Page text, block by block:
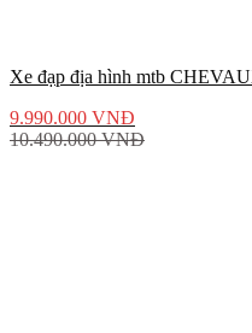
Xe đạp địa hình mtb
9.990.000 VNĐ
10.490.000VNĐ